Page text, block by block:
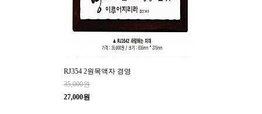
RJ354 2원목액자 경영
35,000원
27,000원